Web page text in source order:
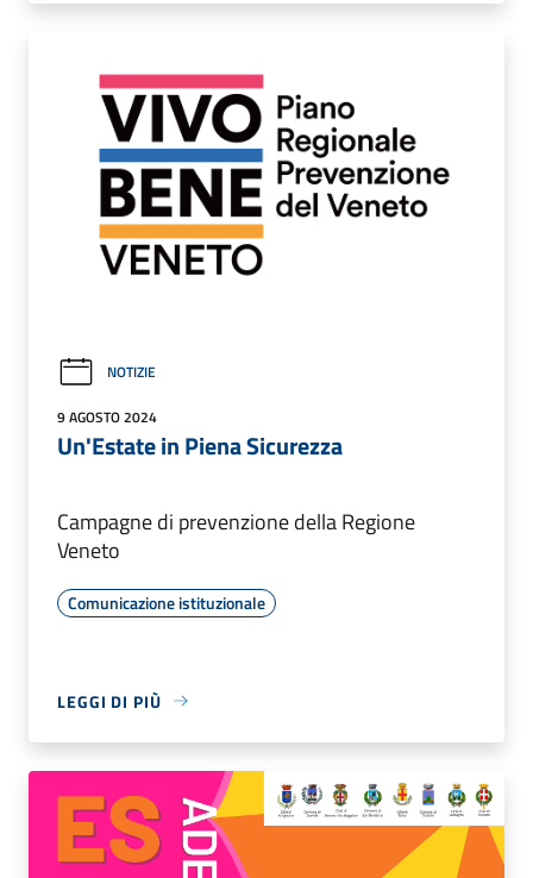
NOTIZIE
9 AGOSTO 2024
Un'Estate in Piena Sicurezza
Campagne di prevenzione della Regione
Veneto
Comunicazione istituzionale
LEGGI DI PIÙ